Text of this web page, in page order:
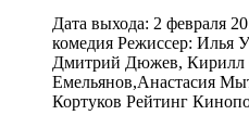
Дата выхода: 2 февраля
комедия Режиссер: Илья
Дмитрий Дюжев,
Емельянов,Анастасия
Кортуков Рейтинг